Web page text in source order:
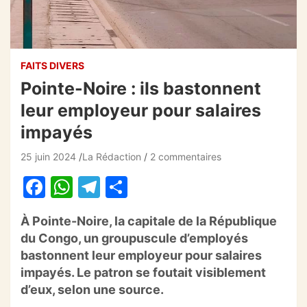
FAITS DIVERS
Pointe-Noire : ils bastonnent
leur employeur pour salaires
impayés
25 juin 2024 La Rédaction 2 commentaires
F
a
c
e
b
o
W
at
s
A
p
T
e
gr
a
m
ta
g
er
À Pointe-Noire, la capitale de la République
du Congo, un groupuscule d’employés
bastonnent leur employeur pour salaires
impayés. Le patron se foutait visiblement
d’eux, selon une source.